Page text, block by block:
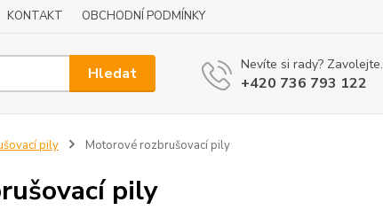
KONTAKT OBCHODNÍ PODMÍNKY
Hledat Nevíte si rady? Zavolejte.
+420 736 793 122
pily Motorové rozbrušovací pily
pily